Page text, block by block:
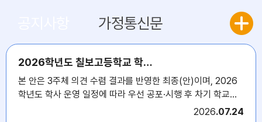
가정통신문
2026학년도 칠보고등학교 학생생활규정 최종(안) 안내
본 안은 3주체 의견 수렴 결과를 반영한 최종(안)이며, 2026
학년도 학사 운영 일정에 따라 우선 공포·시행 후 차기 학교운
영위원회 사후 심의를 거쳐 최종 확정될 예정입니다.
2026 07.24